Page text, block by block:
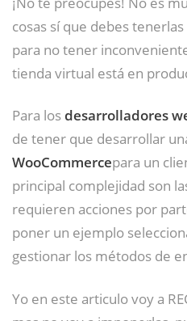
cosas sí que debes
para no tener
tienda virtual está en
Para losdesarrolladores
de tener que desarrollar
WooCommercepara un
principal complejidad son
requieren acciones por
poner un ejemplo
gestionar los métodos de
Yo en este articulo voy a